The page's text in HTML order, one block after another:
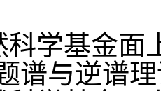
科学基金面
谱与逆谱